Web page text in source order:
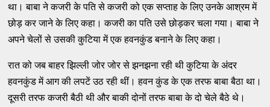
था। बाबा ने कजरी के पति से कजरी को एक सप्ताह के लिए उनके आश्रम में
छोड़ कर जाने के लिए कहा। कजरी का पति उसे छोड़कर चला गया। बाबा ने
अपने चेलों से उसकी कुटिया में एक हवनकुंड बनाने के लिए कहा।
रात को जब बाहर झिल्ली जोर जोर से झनझना रही थी कुटिया के अंदर
हवनकुंड में आग की लपटें उठ रही थीं। हवन कुंड के एक तरफ बाबा बैठा था।
दूसरी तरफ कजरी बैठी थी और बाकी दोनों तरफ बाबा के दो चेले बैठे थे।